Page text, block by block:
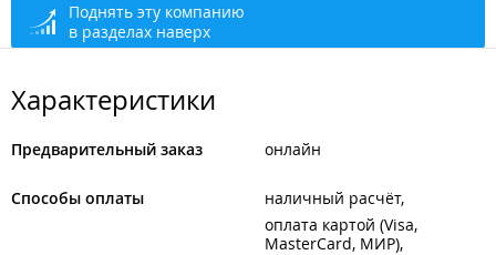
Поднять эту компанию
в разделах наверх
Характеристики
Предварительный заказ онлайн
Способы оплаты
наличный расчёт
оплата картой (Visa,
MasterCard, МИР)